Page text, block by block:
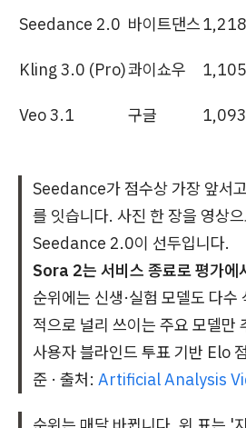
Seedance 2.0 바이트댄스1,218
Kling 3.0 (Pro)콰이쇼우 1,105
Veo 3.1 구글 1,093
Seedance가 점수상 가장 앞서
를 잇습니다. 사진 한 장을 영상
Seedance 2.0이 선두입니다.
Sora 2는 서비스 종료로 평가에
순위에는 신생·실험 모델도 다수
적으로 널리 쓰이는 주요 모델만
사용자 블라인드 투표 기반 Elo
준 · 출처: Artificial Analysis